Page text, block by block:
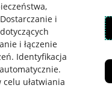
Dostarczanie i
i łączenie
. Identyfikacja
.
ułatwiania